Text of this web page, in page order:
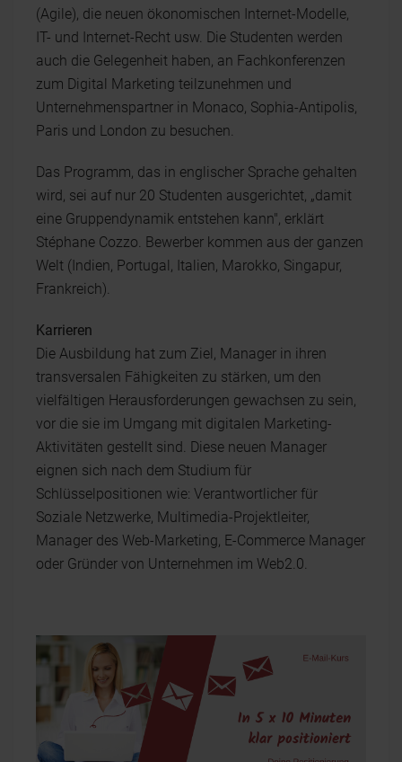
(Agile), die neuen ökonomischen Internet-Modelle,
IT- und Internet-Recht usw. Die Studenten werden
auch die Gelegenheit haben, an Fachkonferenzen
zum Digital Marketing teilzunehmen und
Unternehmenspartner in Monaco, Sophia-Antipolis,
Paris und London zu besuchen.
Das Programm, das in englischer Sprache gehalten
wird, sei auf nur 20 Studenten ausgerichtet, „damit
eine Gruppendynamik entstehen kann", erklärt
Stéphane Cozzo. Bewerber kommen aus der ganzen
Welt (Indien, Portugal, Italien, Marokko, Singapur,
Frankreich).
Karrieren
Die Ausbildung hat zum Ziel, Manager in ihren
transversalen Fähigkeiten zu stärken, um den
vielfältigen Herausforderungen gewachsen zu sein,
vor die sie im Umgang mit digitalen Marketing-
Aktivitäten gestellt sind. Diese neuen Manager
eignen sich nach dem Studium für
Schlüsselpositionen wie: Verantwortlicher für
Soziale Netzwerke, Multimedia-Projektleiter,
Manager des Web-Marketing, E-Commerce Manager
oder Gründer von Unternehmen im Web2.0.